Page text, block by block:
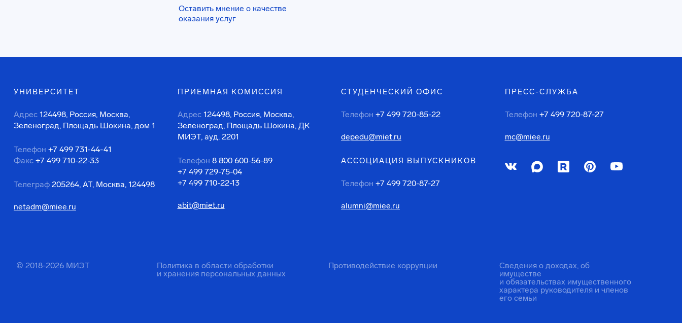
Оставить мнение о качестве
оказания услуг
УНИВЕРСИТЕТ
Адрес 124498, Россия, Москва,
Зеленоград, Площадь Шокина, дом 1
Телефон +7 499 731-44-41
Факс +7 499 710-22-33
Телеграф 205264, АТ, Москва, 124498
netadm@miee.ru
ПРИЕМНАЯ КОМИССИЯ
Адрес 124498, Россия, Москва,
Зеленоград, Площадь Шокина, ДК
МИЭТ, ауд. 2201
Телефон 8 800 600-56-89
+7 499 729-75-04
+7 499 710-22-13
abit@miet.ru
СТУДЕНЧЕСКИЙ ОФИС
Телефон +7 499 720-85-22
depedu@miet.ru
АССОЦИАЦИЯ ВЫПУСКНИКОВ
Телефон +7 499 720-87-27
alumni@miee.ru
ПРЕСС-СЛУЖБА
Телефон +7 499 720-87-27
mc@miee.ru
© 2018-2026 МИЭТ
Политика в области обработки
и хранения персональных данных
Противодействие коррупции
Сведения о доходах, об
имуществе
и обязательствах имущественного
характера руководителя и членов
его семьи